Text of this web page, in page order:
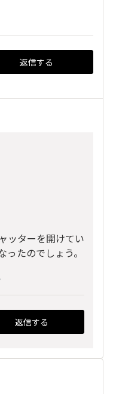
返信する
ッターを開けてい
たのでしょう。
返信する